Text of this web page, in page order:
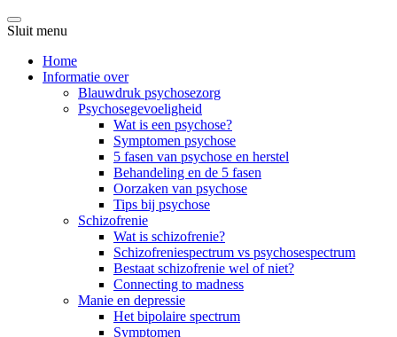
Sluit menu
Home
Informatie over
Blauwdruk psychosezorg
Psychosegevoeligheid
Wat is een psychose?
Symptomen psychose
5 fasen van psychose en herstel
Behandeling en de 5 fasen
Oorzaken van psychose
Tips bij psychose
Schizofrenie
Wat is schizofrenie?
Schizofreniespectrum vs psychosespectrum
Bestaat schizofrenie wel of niet?
Connecting to madness
Manie en depressie
Het bipolaire spectrum
Symptomen